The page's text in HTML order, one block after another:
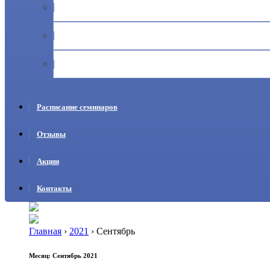
Расписание семинаров
Отзывы
Акции
Контакты
Главная › 2021 › Сентябрь
Месяц: Сентябрь 2021